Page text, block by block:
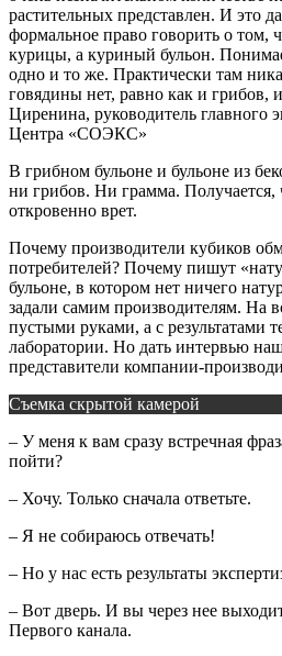
растительных представлен. И это
формальное право говорить о том,
курицы, а куриный бульон.
одно и то же. Практически там
говядины нет, равно как и грибов,
Циренина, руководитель главного
Центра «СОЭКС»
В грибном бульоне и бульоне из
ни грибов. Ни грамма. Получается,
откровенно врет.
Почему производители кубиков
потребителей? Почему пишут
бульоне, в котором нет ничего
задали самим производителям. На
пустыми руками, а с результатами
лаборатории. Но дать интервью
представители компании-
Съемка скрытой камерой
– У меня к вам сразу встречная
пойти?
– Хочу. Только сначала ответьте.
– Я не собираюсь отвечать!
– Но у нас есть результаты
– Вот дверь. И вы через нее
Первого канала.